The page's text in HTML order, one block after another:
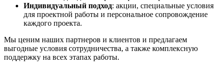
Индивидуальный подход: акции, специальные условия
для проектной работы и персональное сопровождение
каждого проекта.
Мы ценим наших партнеров и клиентов и предлагаем
выгодные условия сотрудничества, а также комплексную
поддержку на всех этапах работы.